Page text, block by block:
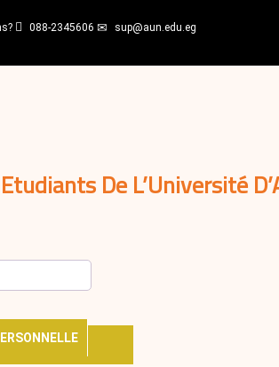
088-2345606 sup@aun.edu.eg
Etudiants De L’Université